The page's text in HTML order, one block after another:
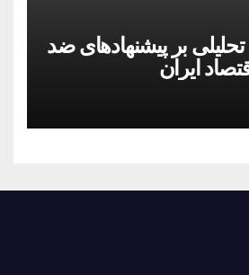
تحلیلی بر پیشنهادهای ضد
ایران